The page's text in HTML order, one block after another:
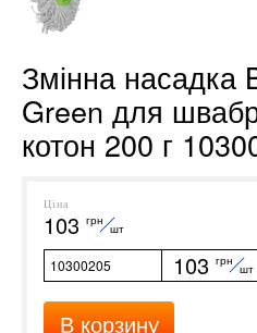
Змінна насадка
Green для
котон 200 г
Ціна
103 грн
шт
10300205 103 грн
шт
В корзину